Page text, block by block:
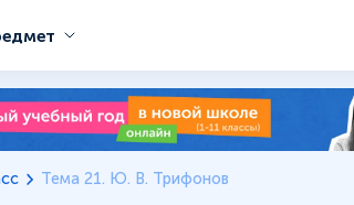
Тема 21. Ю. В. Трифонов